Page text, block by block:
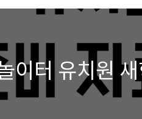
이터 유치원